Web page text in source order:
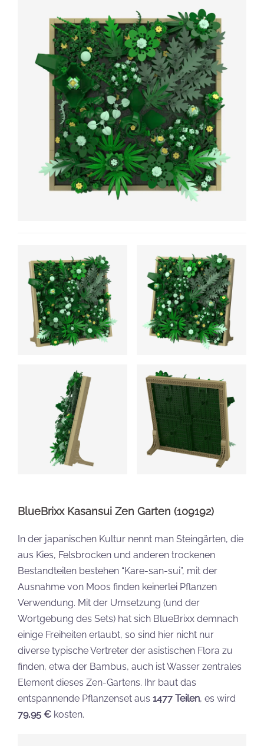
BlueBrixx Kasansui Zen Garten (109192)
In der japanischen Kultur nennt man Steingärten, die
aus Kies, Felsbrocken und anderen trockenen
Bestandteilen bestehen “Kare-san-sui”, mit der
Ausnahme von Moos finden keinerlei Pflanzen
Verwendung. Mit der Umsetzung (und der
Wortgebung des Sets) hat sich BlueBrixx demnach
einige Freiheiten erlaubt, so sind hier nicht nur
diverse typische Vertreter der asistischen Flora zu
finden, etwa der Bambus, auch ist Wasser zentrales
Element dieses Zen-Gartens. Ihr baut das
entspannende Pflanzenset aus 1477 Teilen, es wird
79,95 € kosten.